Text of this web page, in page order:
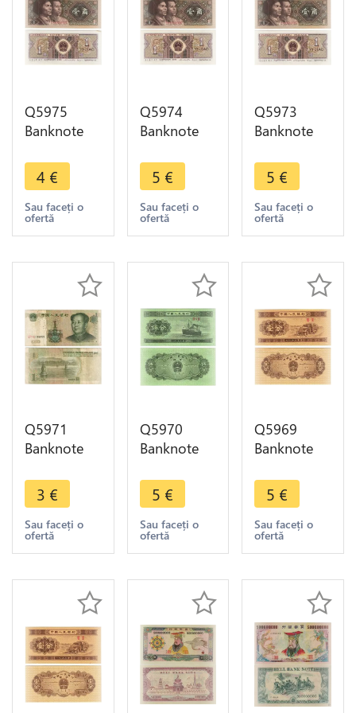
Q5975
Banknote
1980 UNC -
> Make
offer
4 €
Sau faceți o
ofertă
Q5974
Banknote
1980 UNC -
> Make
offer
5 €
Sau faceți o
ofertă
Q5973
Banknote
1980 UNC -
> Make
offer
5 €
Sau faceți o
ofertă
Q5971
Banknote
Yuan Mao
Zedong
1999 ->
Make offer
3 €
Sau faceți o
ofertă
Q5970
Banknote
Cargo 1953
UNC ->
Make offer
5 €
Sau faceți o
ofertă
Q5969
Banknote
Truck 1953
UNC ->
Make offer
5 €
Sau faceți o
ofertă